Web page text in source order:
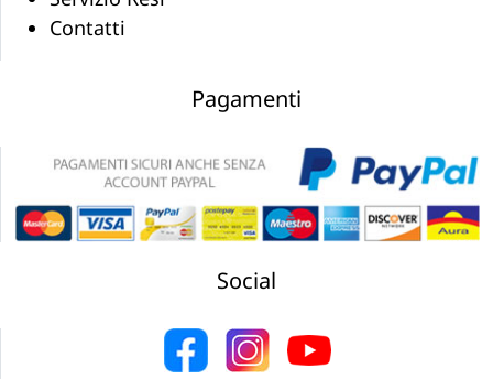
Contatti
Pagamenti
Social